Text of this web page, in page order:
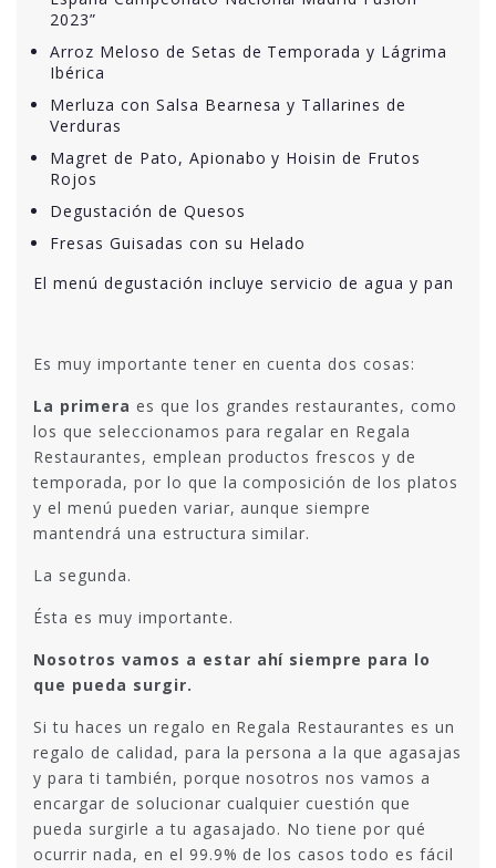
2023”
Arroz Meloso de Setas de Temporada y Lágrima
Ibérica
Merluza con Salsa Bearnesa y Tallarines de
Verduras
Magret de Pato, Apionabo y Hoisin de Frutos
Rojos
Degustación de Quesos
Fresas Guisadas con su Helado
El menú degustación incluye servicio de agua y pan
Es muy importante tener en cuenta dos cosas:
La primera es que los grandes restaurantes, como
los que seleccionamos para regalar en Regala
Restaurantes, emplean productos frescos y de
temporada, por lo que la composición de los platos
y el menú pueden variar, aunque siempre
mantendrá una estructura similar.
La segunda.
Ésta es muy importante.
Nosotros vamos a estar ahí siempre para lo
que pueda surgir.
Si tu haces un regalo en Regala Restaurantes es un
regalo de calidad, para la persona a la que agasajas
y para ti también, porque nosotros nos vamos a
encargar de solucionar cualquier cuestión que
pueda surgirle a tu agasajado. No tiene por qué
ocurrir nada, en el 99.9% de los casos todo es fácil